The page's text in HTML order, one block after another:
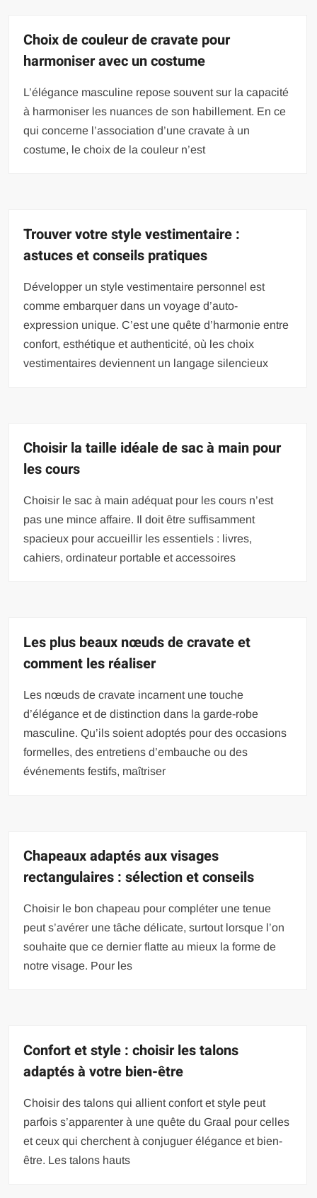
Choix de couleur de cravate pour
harmoniser avec un costume
L’élégance masculine repose souvent sur la capacité
à harmoniser les nuances de son habillement. En ce
qui concerne l’association d’une cravate à un
costume, le choix de la couleur n’est
Trouver votre style vestimentaire :
astuces et conseils pratiques
Développer un style vestimentaire personnel est
comme embarquer dans un voyage d’auto-
expression unique. C’est une quête d’harmonie entre
confort, esthétique et authenticité, où les choix
vestimentaires deviennent un langage silencieux
Choisir la taille idéale de sac à main pour
les cours
Choisir le sac à main adéquat pour les cours n’est
pas une mince affaire. Il doit être suffisamment
spacieux pour accueillir les essentiels : livres,
cahiers, ordinateur portable et accessoires
Les plus beaux nœuds de cravate et
comment les réaliser
Les nœuds de cravate incarnent une touche
d’élégance et de distinction dans la garde-robe
masculine. Qu’ils soient adoptés pour des occasions
formelles, des entretiens d’embauche ou des
événements festifs, maîtriser
Chapeaux adaptés aux visages
rectangulaires : sélection et conseils
Choisir le bon chapeau pour compléter une tenue
peut s’avérer une tâche délicate, surtout lorsque l’on
souhaite que ce dernier flatte au mieux la forme de
notre visage. Pour les
Confort et style : choisir les talons
adaptés à votre bien-être
Choisir des talons qui allient confort et style peut
parfois s’apparenter à une quête du Graal pour celles
et ceux qui cherchent à conjuguer élégance et bien-
être. Les talons hauts